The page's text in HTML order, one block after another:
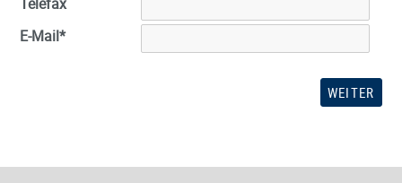
E-Mail*
WEITER